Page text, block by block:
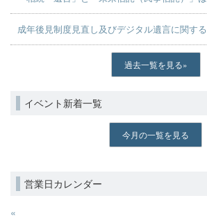
成年後見制度見直し及びデジタル遺言に関す
過去一覧を見る
イベント新着一覧
今月の一覧を見る
営業日カレンダー
«